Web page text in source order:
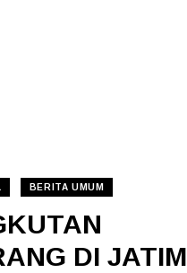
BERITA UMUM
DI JATIM